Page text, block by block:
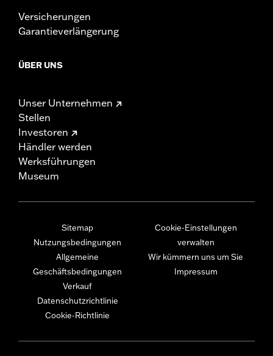
Versicherungen
Garantieverlängerung
ÜBER UNS
Unser Unternehmen
Stellen
Investoren
Händler werden
Werksführungen
Museum
Sitemap
Nutzungsbedingungen
Allgemeine
Geschäftsbedingungen
Verkauf
Datenschutzrichtlinie
Cookie-Richtlinie
Cookie-Einstellungen
verwalten
Wir kümmern uns um Sie
Impressum